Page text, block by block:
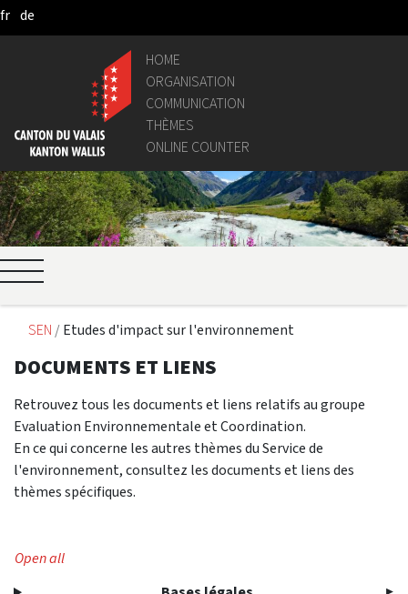
Skip to Main Content
fr de
HOME
ORGANISATION
COMMUNICATION
THÈMES
ONLINE COUNTER
SEN Etudes d'impact sur l'environnement
DOCUMENTS ET LIENS
Retrouvez tous les documents et liens relatifs au groupe
Evaluation Environnementale et Coordination.
En ce qui concerne les autres thèmes du Service de
l'environnement, consultez les documents et liens des
thèmes spécifiques.
Open all